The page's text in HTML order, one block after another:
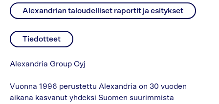
Alexandrian taloudelliset raportit ja esitykset
Tiedotteet
Alexandria Group Oyj
Vuonna 1996 perustettu Alexandria on 30 vuoden
aikana kasvanut yhdeksi Suomen suurimmista